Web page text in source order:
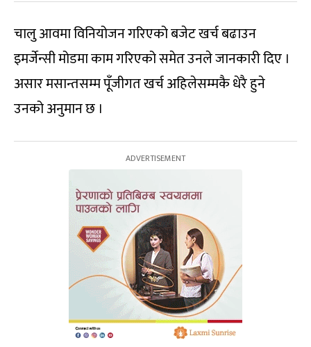
चालु आवमा विनियोजन गरिएको बजेट खर्च बढाउन
इमर्जेन्सी मोडमा काम गरिएको समेत उनले जानकारी दिए ।
असार मसान्तसम्म पूँजीगत खर्च अहिलेसम्मकै धेरै हुने
उनको अनुमान छ ।